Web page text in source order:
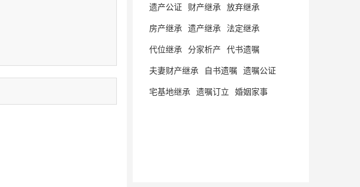
遗产公证 财产继承 放弃继承
房产继承 遗产继承 法定继承
代位继承 分家析产 代书遗嘱
夫妻财产继承 自书遗嘱 遗嘱公证
宅基地继承 遗嘱订立 婚姻家事